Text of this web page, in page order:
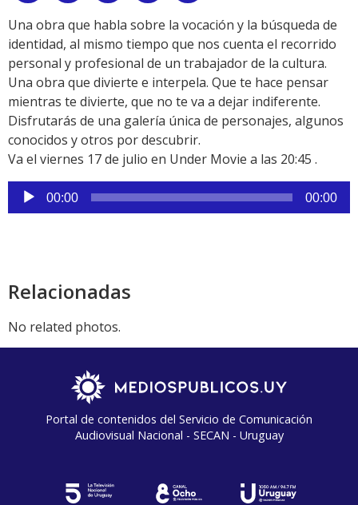
Link
Una obra que habla sobre la vocación y la búsqueda de
identidad, al mismo tiempo que nos cuenta el recorrido
personal y profesional de un trabajador de la cultura.
Una obra que divierte e interpela. Que te hace pensar
mientras te divierte, que no te va a dejar indiferente.
Disfrutarás de una galería única de personajes, algunos
conocidos y otros por descubrir.
Va el viernes 17 de julio en Under Movie a las 20:45 .
Reproductor
de
00:00 00:00
Relacionadas
No related photos.
Portal de contenidos del Servicio de Comunicación
Audiovisual Nacional - SECAN - Uruguay